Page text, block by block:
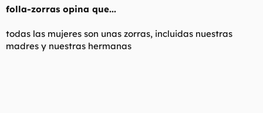
folla-zorras opina que...
todas las mujeres son unas zorras, incluidas nuestras
madres y nuestras hermanas